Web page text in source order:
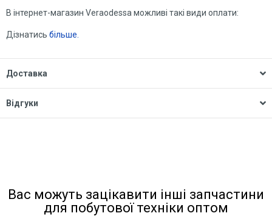
В інтернет-магазин Veraodessa можливі такі види оплати:
Дізнатись більше.
Доставка
Відгуки
Вас можуть зацікавити інші запчастини
для побутової техніки оптом